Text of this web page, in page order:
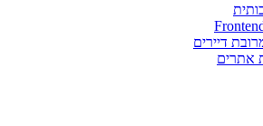
דיירים
אתרים